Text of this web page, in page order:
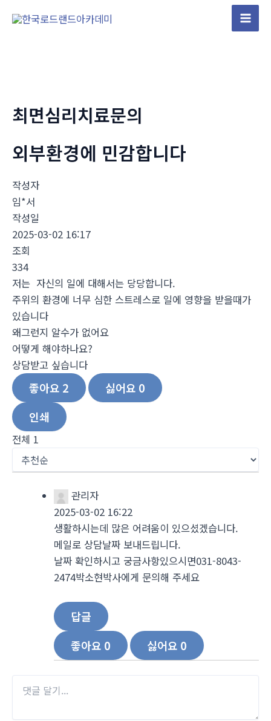
Main
최면심리치료문의
외부환경에 민감합니다
작성자
임*서
작성일
2025-03-02 16:17
조회
334
저는 자신의 일에 대해서는 당당합니다.
주위의 환경에 너무 심한 스트레스로 일에 영향을 받을때가
있습니다
왜그런지 알수가 없어요
어떻게 해야하나요?
상담받고 싶습니다
좋아요 2 싫어요 0
인쇄
전체 1
관리자
2025-03-02 16:22
생활하시는데 많은 어려움이 있으셨겠습니다.
메일로 상담날짜 보내드립니다.
날짜 확인하시고 궁금사항있으시면031-8043-
2474박소현박사에게 문의해 주세요
답글
좋아요 0 싫어요 0